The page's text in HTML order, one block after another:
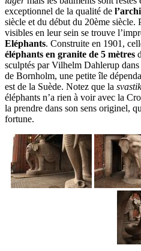
exceptionnel de la qualité de
siècle et du début du 20ème
visibles en leur sein se trouve
Eléphants. Construite en 1901,
éléphants en granite de 5 mètres
sculptés par Vilhelm Dahlerup
de Bornholm, une petite île
est de la Suède. Notez que la
éléphants n’a rien à voir avec la
la prendre dans son sens originel,
fortune.